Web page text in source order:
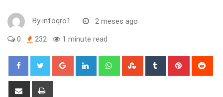
By infoqro1 2 meses ago
0 232 1 minute read
Google+ LinkedIn WhatsappStumbleUpon
Tumblr Pinterest
Share